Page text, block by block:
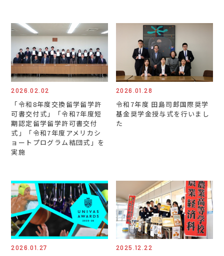
2026.02.02
「令和8年度交換留学留学許
可書交付式」「令和7年度短
期認定留学留学許可書交付
式」「令和7年度アメリカシ
ョートプログラム結団式」を
実施
2026.01.28
令和7年度 田島司郎国際奨学
基金奨学金授与式を行いまし
た
2026.01.27 2025.12.22